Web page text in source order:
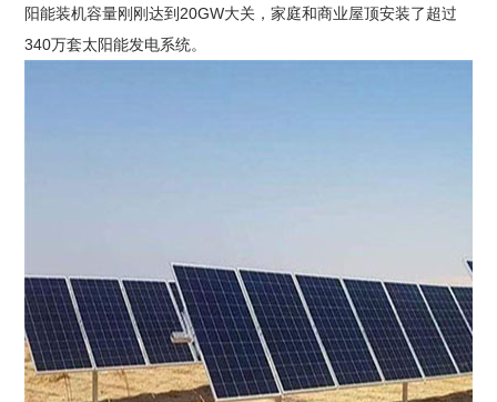
阳能装机容量刚刚达到20GW大关，家庭和商业屋顶安装了超过
340万套太阳能发电系统。